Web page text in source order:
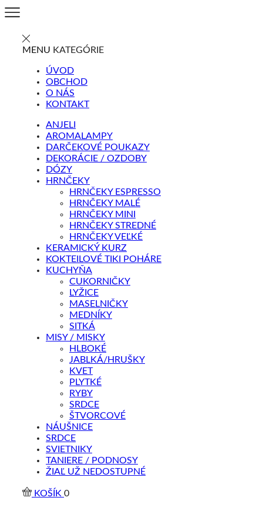
MENU KATEGÓRIE
ÚVOD
OBCHOD
O NÁS
KONTAKT
ANJELI
AROMALAMPY
DARČEKOVÉ POUKAZY
DEKORÁCIE / OZDOBY
DÓZY
HRNČEKY
HRNČEKY ESPRESSO
HRNČEKY MALÉ
HRNČEKY MINI
HRNČEKY STREDNÉ
HRNČEKY VEĽKÉ
KERAMICKÝ KURZ
KOKTEILOVÉ TIKI POHÁRE
KUCHYŇA
CUKORNIČKY
LYŽICE
MASELNIČKY
MEDNÍKY
SITKÁ
MISY / MISKY
HLBOKÉ
JABLKÁ/HRUŠKY
KVET
PLYTKÉ
RYBY
SRDCE
ŠTVORCOVÉ
NÁUŠNICE
SRDCE
SVIETNIKY
TANIERE / PODNOSY
ŽIAĽ UŽ NEDOSTUPNÉ
KOŠÍK 0